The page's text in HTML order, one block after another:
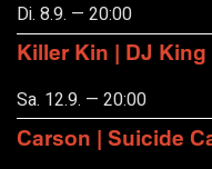
Di. 8.9. — 20:00
Killer Kin | DJ King
Sa. 12.9. — 20:00
Carson | Suicide